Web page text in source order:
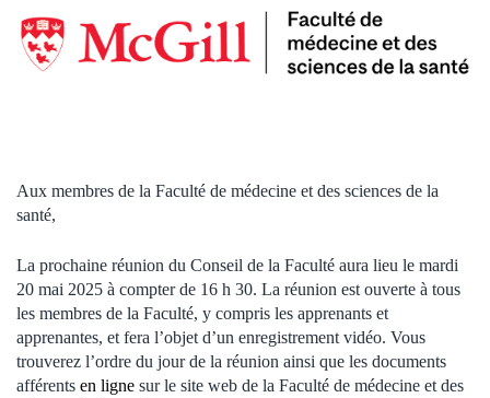
Aux membres de la Faculté de médecine et des sciences de la
santé,
La prochaine réunion du Conseil de la Faculté aura lieu le mardi
20 mai 2025 à compter de 16 h 30. La réunion est ouverte à tous
les membres de la Faculté, y compris les apprenants et
apprenantes, et fera l’objet d’un enregistrement vidéo. Vous
trouverez l’ordre du jour de la réunion ainsi que les documents
afférents en ligne sur le site web de la Faculté de médecine et des